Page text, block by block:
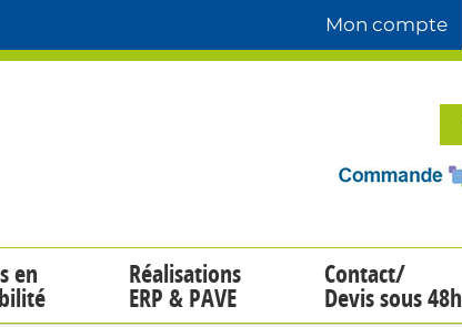
Mon compte
en Réalisations
ERP & PAVE
Contact/
Devis sous 48h